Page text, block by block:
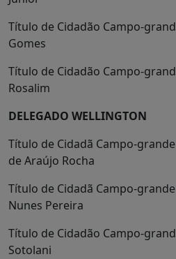
Título de Cidadão Campo-
Gomes
Título de Cidadão Campo-
Rosalim
DELEGADO WELLINGTON
Título de Cidadã Campo-
de Araújo Rocha
Título de Cidadã Campo-
Nunes Pereira
Título de Cidadão Campo-
Sotolani